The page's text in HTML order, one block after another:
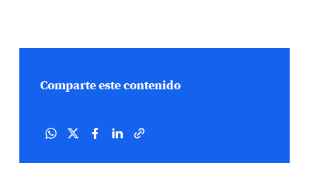
Comparte este contenido